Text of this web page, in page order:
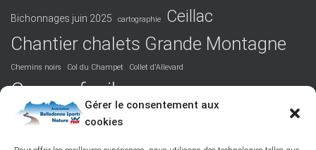
Gérer le consentement aux
cookies
Bichonnages juin 2025 cartographie Ceillac
Chantier chalets Grande Montagne
Chemins noirs Col du Champet Collet d'Allevard
Course facile
Grandiose Hurtières Isère
Maurienne Picos de Europa Podcast